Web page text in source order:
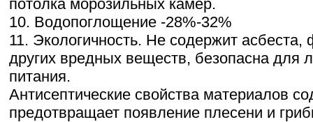
потолка морозильных камер.
10. Водопоглощение -28%-32%
11. Экологичность. Не содержит
других вредных веществ, безопасна для
питания.
Антисептические свойства материалов
предотвращает появление плесени и